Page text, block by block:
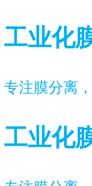
工业化
专注膜分离
工业化